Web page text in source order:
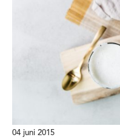
04 juni 2015